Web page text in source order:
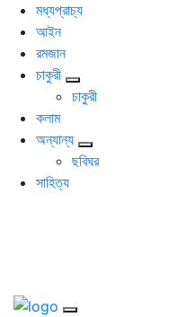
মধ্যপ্রাচ্য
আইন
রমজান
চাকুরী
চাকুরী
কলাম
অন্যান্য
ছবিঘর
সাহিত্য